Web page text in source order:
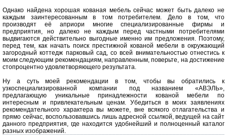
Однако найдена хорошая кованая мебель сейчас может быть далеко не
каждым заинтересованным в том потребителем. Дело в том, что
производят её априори многие специализированные фирмы и
предприятия, но далеко не каждым перед частными потребителями
выдвигаются действительно выгодные именно им предложения. Поэтому,
перед тем, как начать поиск престижной кованой мебели в окружающий
загородный коттедж парковый сад, со всей внимательностью отнестись к
моим следующим рекомендациям, направленным, поверьте, на достижение
стопроцентно удовлетворяющего результата.
Ну а суть моей рекомендации в том, чтобы вы обратились к
узкоспециализированной компании под названием «АВЭЛЬ»,
предлагающую уникальные принадлежности кованой мебели по
интересным и привлекательным ценам. Убедиться в моих заявлениях
рекомендательного характера вы можете, вне всякого отлагательства и
прямо сейчас, воспользовавшись лишь адресной ссылкой, ведущей на сайт
данного предприятия, где находится удобнейший и полноценный каталог
разных изображений.